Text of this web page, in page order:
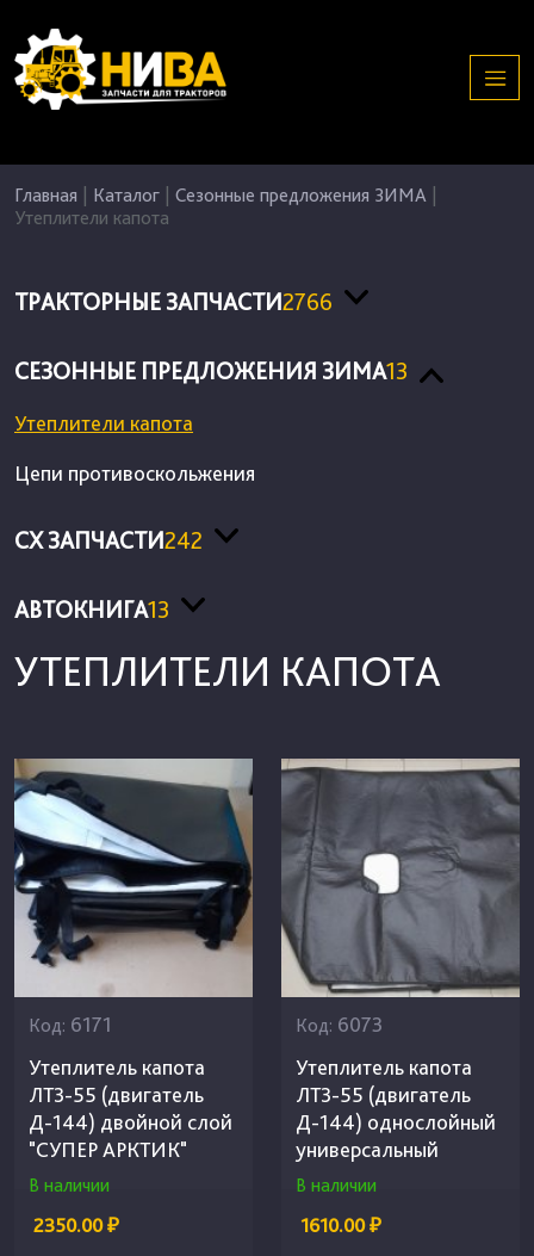
Главная Каталог Сезонные предложения ЗИМА
Утеплители капота
ТРАКТОРНЫЕ ЗАПЧАСТИ2766
СЕЗОННЫЕ ПРЕДЛОЖЕНИЯ ЗИМА13
Утеплители капота
Цепи противоскольжения
СХ ЗАПЧАСТИ242
АВТОКНИГА13
УТЕПЛИТЕЛИ КАПОТА
Код: 6171
Утеплитель капота
ЛТЗ-55 (двигатель
Д-144) двойной слой
"СУПЕР АРКТИК"
В наличии
2350.00 ₽
Код: 6073
Утеплитель капота
ЛТЗ-55 (двигатель
Д-144) однослойный
универсальный
В наличии
1610.00 ₽